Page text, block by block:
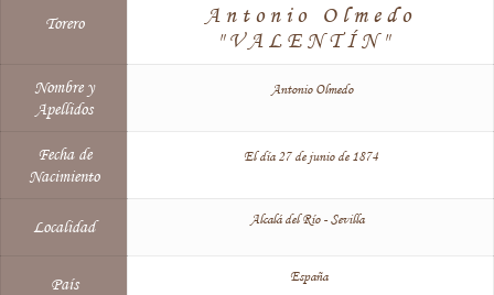
Torero
Antonio Olmedo
"VALENTÍN"
Nombre y
Apellidos
Antonio Olmedo
Fecha de
Nacimiento
El día 27 de junio de 1874
Localidad Alcalá del Río - Sevilla
País España